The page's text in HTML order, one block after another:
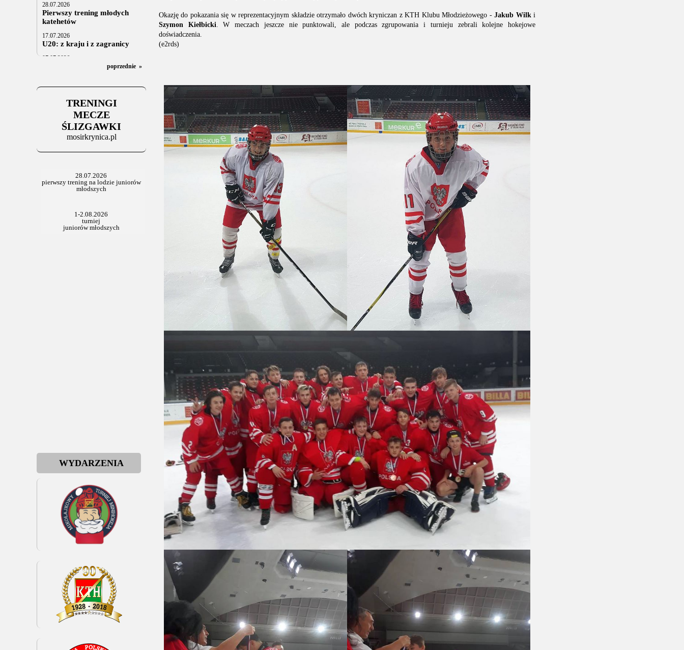
28.07.2026
Pierwszy trening młodych
katehetów
17.07.2026
U20: z kraju i z zagranicy
07.07.2026
Za trzy tygodnie na lód
Stowarzyszenie po Walnym
poprzednie »
TRENINGI
MECZE
ŚLIZGAWKI
mosirkrynica.pl
WYDARZENIA
Okazję do pokazania się w reprezentacyjnym składzie otrzymało dwóch kryniczan z KTH Klubu Młodzieżowego -Jakub Wilki
Szymon Kiełbicki. W meczach jeszcze nie punktowali, ale podczas zgrupowania i turnieju zebrali kolejne hokejowe
doświadczenia.
(e2rds)